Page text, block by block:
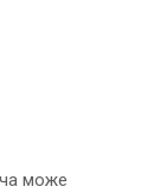
може